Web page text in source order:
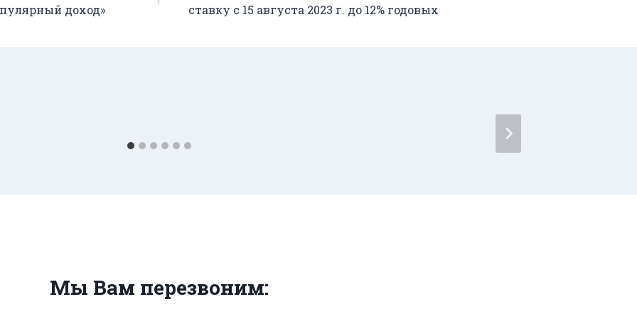
доход»
ставку с 15 августа 2023 г. до 12% годовых
Мы Вам перезвоним: